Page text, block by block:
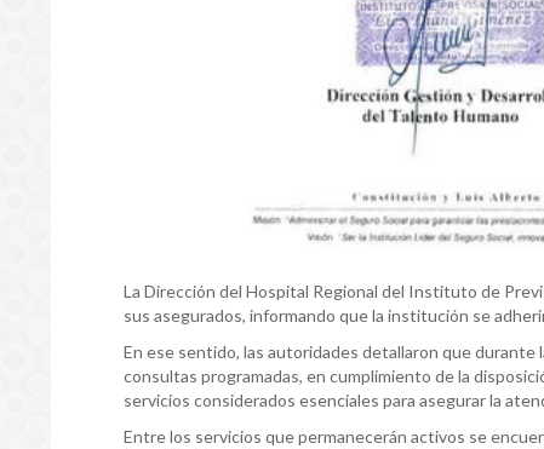
La Dirección del Hospital Regional del Instituto de
sus asegurados, informando que la institución se
En ese sentido, las autoridades detallaron que
consultas programadas, en cumplimiento de la
servicios considerados esenciales para asegurar la
Entre los servicios que permanecerán activos se